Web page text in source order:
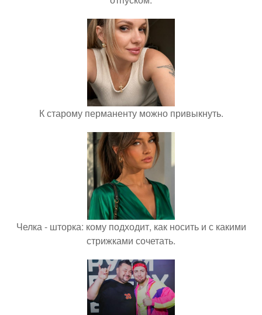
К старому перманенту можно привыкнуть.
Челка - шторка: кому подходит, как носить и с какими
стрижками сочетать.